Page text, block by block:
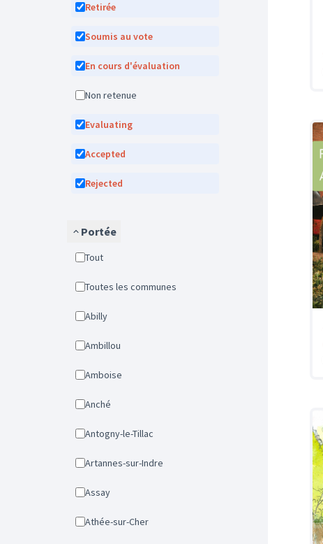
Retirée
Soumis au vote
En cours d'évaluation
Non retenue
Evaluating
Accepted
Rejected
Portée
Tout
Toutes les communes
Abilly
Ambillou
Amboise
Anché
Antogny-le-Tillac
Artannes-sur-Indre
Assay
Athée-sur-Cher